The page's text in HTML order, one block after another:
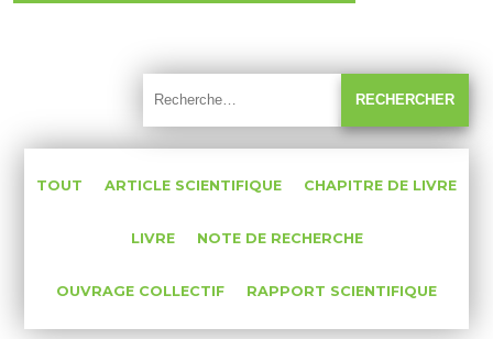
TOUT ARTICLE SCIENTIFIQUE CHAPITRE DE LIVRE
LIVRE NOTE DE RECHERCHE
OUVRAGE COLLECTIF RAPPORT SCIENTIFIQUE